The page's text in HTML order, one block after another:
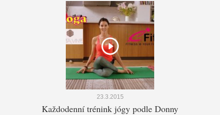
23.3.2015
Každodenní trénink jógy podle Donny